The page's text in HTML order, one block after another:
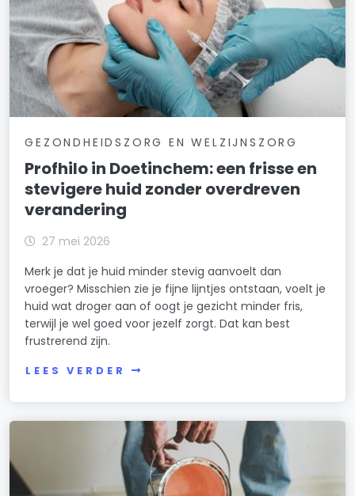
GEZONDHEIDSZORG EN WELZIJNSZORG
Profhilo in Doetinchem: een frisse en
stevigere huid zonder overdreven
verandering
27 mei 2026
Merk je dat je huid minder stevig aanvoelt dan
vroeger? Misschien zie je fijne lijntjes ontstaan, voelt je
huid wat droger aan of oogt je gezicht minder fris,
terwijl je wel goed voor jezelf zorgt. Dat kan best
frustrerend zijn.
LEES VERDER